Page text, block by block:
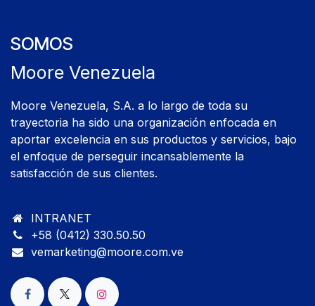
SOMOS
Moore Venezuela
Moore Venezuela, S.A. a lo largo de toda su
trayectoria ha sido una organización enfocada en
aportar excelencia en sus productos y servicios, bajo
el enfoque de perseguir incansablemente la
satisfacción de sus clientes.
INTRANET
+58 (0412) ​330.50.50
vemarketing@moore.com.ve